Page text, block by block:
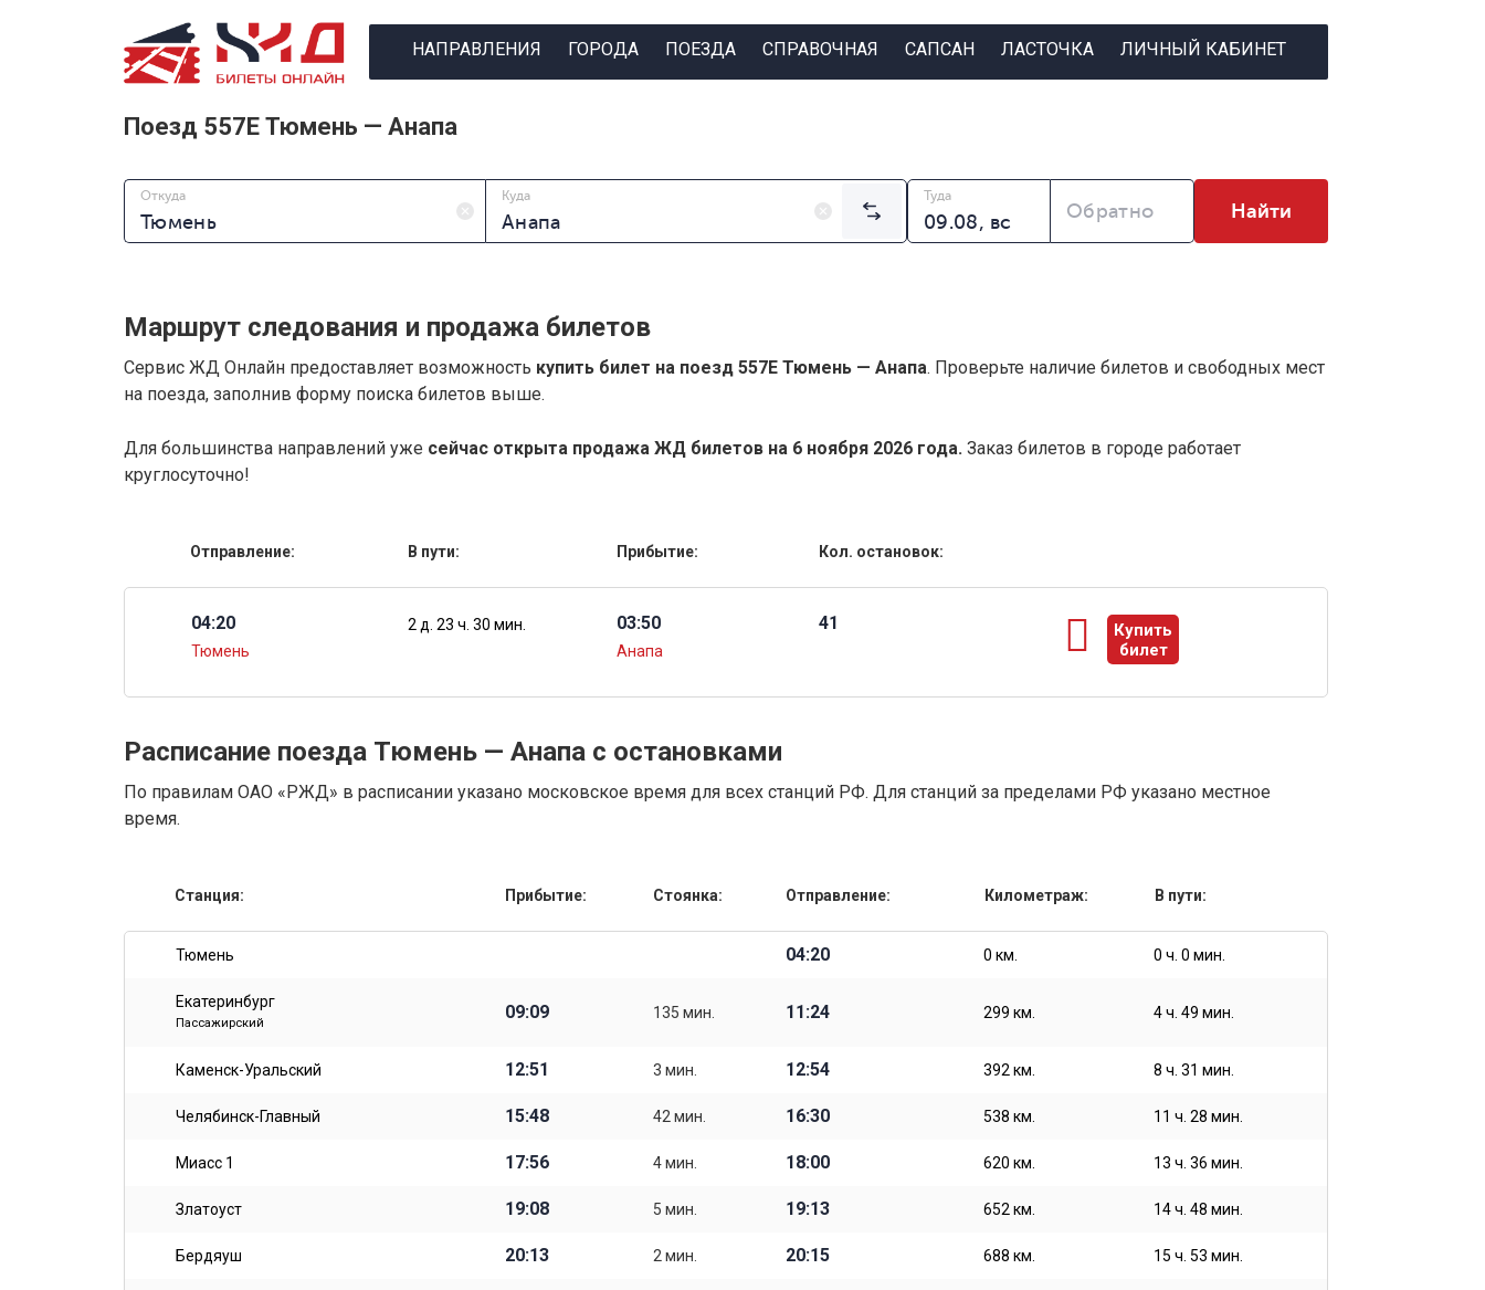
НАПРАВЛЕНИЯ ГОРОДА ПОЕЗДА СПРАВОЧНАЯ САПСАН ЛАСТОЧКА ЛИЧНЫЙ КАБИНЕТ
Поезд 557Е Тюмень — Анапа
Откуда Куда Туда
Обратно Найти
Маршрут следования и продажа билетов
Сервис ЖД Онлайн предоставляет возможность купить билет на поезд 557Е Тюмень — Анапа. Проверьте наличие билетов и свободных мест
на поезда, заполнив форму поиска билетов выше.
Для большинства направлений уже сейчас открыта продажа ЖД билетов на 6 ноября 2026 года. Заказ билетов в городе работает
круглосуточно!
Отправление: В пути: Прибытие: Кол. остановок:
04:20
Тюмень
2 д. 23 ч. 30 мин. 03:50
Анапа
41
Купить
билет
ы
Расписание поезда Тюмень — Анапа с остановками
По правилам ОАО «РЖД» в расписании указано московское время для всех станций РФ. Для станций за пределами РФ указано местное
время.
Станция: Прибытие: Стоянка: Отправление: Километраж: В пути:
Тюмень 04:20 0 км. 0 ч. 0 мин.
Екатеринбург
Пассажирский
09:09 135 мин. 11:24 299 км. 4 ч. 49 мин.
Каменск-Уральский 12:51 3 мин. 12:54 392 км. 8 ч. 31 мин.
Челябинск-Главный 15:48 42 мин. 16:30 538 км. 11 ч. 28 мин.
Миасс 1 17:56 4 мин. 18:00 620 км. 13 ч. 36 мин.
Златоуст 19:08 5 мин. 19:13 652 км. 14 ч. 48 мин.
Бердяуш 20:13 2 мин. 20:15 688 км. 15 ч. 53 мин.